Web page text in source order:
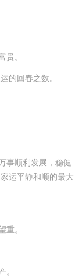
贵。
的回春之数。
事顺利发展，稳健
运平静和顺的最大
重。
。